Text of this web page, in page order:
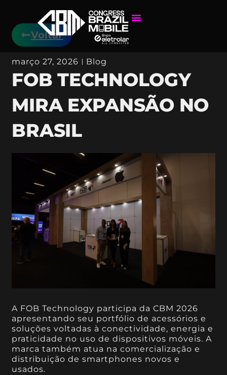
Voltar
março 27, 2026 Blog
FOB TECHNOLOGY
MIRA EXPANSÃO NO
BRASIL
A FOB Technology participa da CBM 2026
apresentando seu portfólio de acessórios e
soluções voltadas à conectividade, energia e
praticidade no uso de dispositivos móveis. A
marca também atua na comercialização e
distribuição de smartphones novos e
usados.